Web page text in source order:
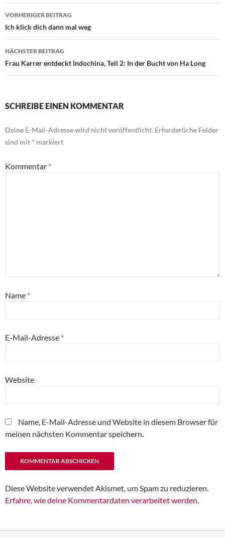
Beitragsnavigation
VORHERIGER BEITRAG
Ich klick dich dann mal weg
NÄCHSTER BEITRAG
Frau Karrer entdeckt Indochina, Teil 2: In der Bucht von Ha Long
SCHREIBE EINEN KOMMENTAR
Deine E-Mail-Adresse wird nicht veröffentlicht. Erforderliche Felder
sind mit * markiert
Kommentar *
Name *
E-Mail-Adresse *
Website
Name, E-Mail-Adresse und Website in diesem Browser für
meinen nächsten Kommentar speichern.
Diese Website verwendet Akismet, um Spam zu reduzieren.
Erfahre, wie deine Kommentardaten verarbeitet werden.